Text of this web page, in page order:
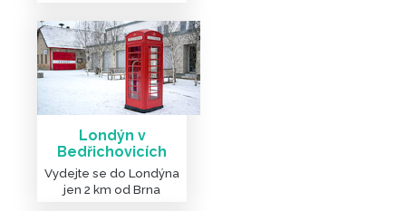
Londýn v
Bedřichovicích
Vydejte se do Londýna
jen 2 km od Brna